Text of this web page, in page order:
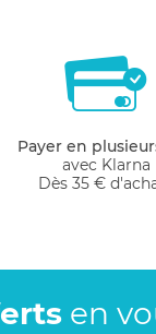
Payer en
avec Klarna
Dès 35 €
en